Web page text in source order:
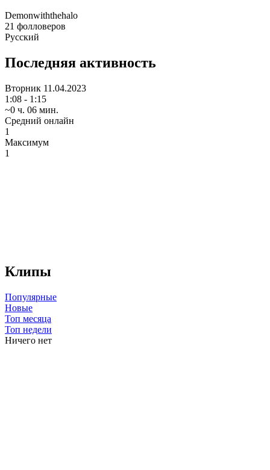
Demonwiththehalo
21 фолловеров
Русский
Последняя активность
Вторник 11.04.2023
1:08 - 1:15
~0 ч. 06 мин.
Средний онлайн
1
Максимум
1
Клипы
Популярные
Новые
Топ месяца
Топ недели
Ничего нет